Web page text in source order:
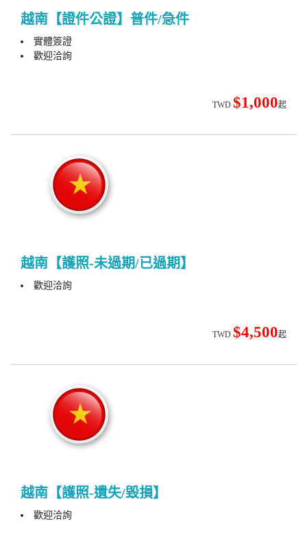
越南【證件公證】普件/急件
實體簽證
歡迎洽詢
TWD $1,000起
越南【護照-未過期/已過期】
歡迎洽詢
TWD $4,500起
越南【護照-遺失/毀損】
歡迎洽詢